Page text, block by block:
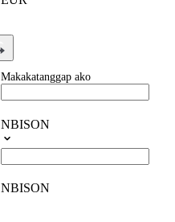
Makakatanggap ako
NBISON
NBISON